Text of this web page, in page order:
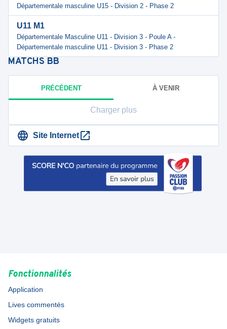
Départementale masculine U15 - Division 2 - Phase 2
U11 M1
Départementale Masculine U11 - Division 3 - Poule A -
Départementale masculine U11 - Division 3 - Phase 2
MATCHS BB
PRÉCÉDENT À VENIR
Charger plus
Site Internet
Fonctionnalités
Application
Lives commentés
Widgets gratuits